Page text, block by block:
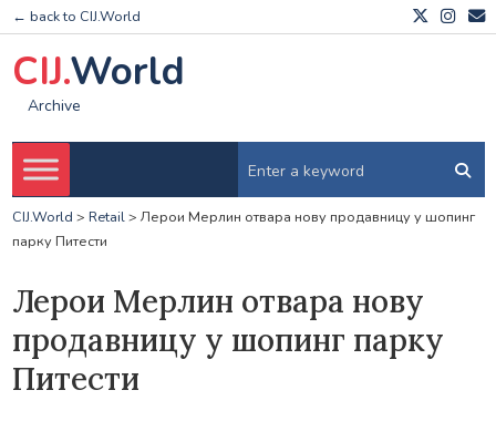
← back to CIJ.World
CIJ.World
Archive
CIJ.World > Retail> Лерои Мерлин отвара нову продавницу у шопинг
парку Питести
Лерои Мерлин отвара нову
продавницу у шопинг парку
Питести